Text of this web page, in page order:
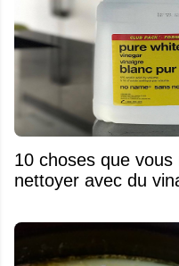
10 choses que
nettoyer avec du